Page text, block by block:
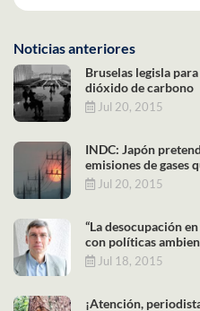
Noticias anteriores
Bruselas legisla
dióxido de carbono
Jul 20, 2015
INDC: Japón
emisiones de gases
Jul 20, 2015
“La desocupación
con políticas
Jul 18, 2015
¡Atención,